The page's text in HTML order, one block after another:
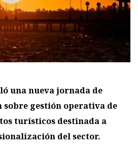
una nueva jornada de
gestión operativa de
turísticos destinada a
del sector.